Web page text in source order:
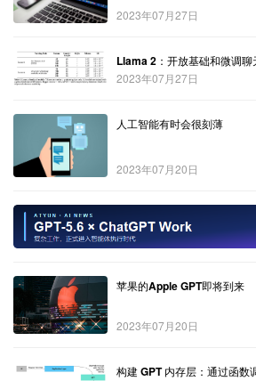
2023年07月27日
Llama 2：开放基础和微调聊
2023年07月27日
人工智能有时会很刻薄
2023年07月20日
苹果的Apple GPT即将到来
2023年07月20日
构建 GPT 内存层：通过函数